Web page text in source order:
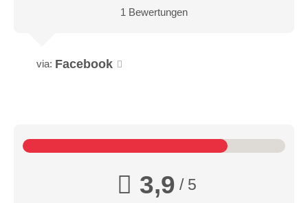
1 Bewertungen
via: Facebook
3,9 / 5